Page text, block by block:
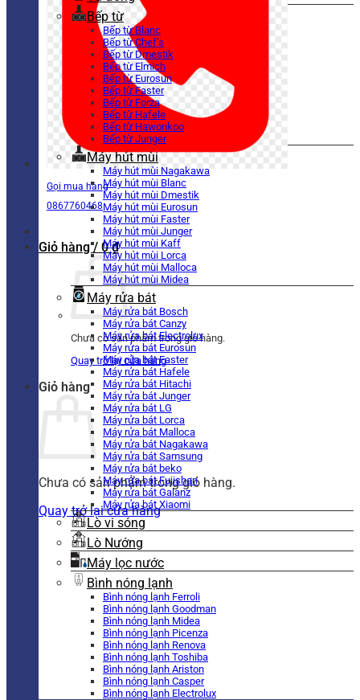
Gọi mua hàng
0867760468
Giỏ hàng / 0₫
Chưa có sản phẩm trong giỏ hàng.
Quay trở lại cửa hàng
Giỏ hàng
Chưa có sản phẩm trong giỏ hàng.
Quay trở lại cửa hàng
Bếp từ
Bếp từ Blanc
Bếp từ Chef’s
Bếp từ Dmestik
Bếp từ Elmich
Bếp từ Eurosun
Bếp từ Faster
Bếp từ Forza
Bếp từ Hafele
Bếp từ Hawonkoo
Bếp từ Junger
Máy hút mùi
Máy hút mùi Nagakawa
Máy hút mùi Blanc
Máy hút mùi Dmestik
Máy hút mùi Eurosun
Máy hút mùi Faster
Máy hút mùi Junger
Máy hút mùi Kaff
Máy hút mùi Lorca
Máy hút mùi Malloca
Máy hút mùi Midea
Máy rửa bát
Máy rửa bát Bosch
Máy rửa bát Canzy
Máy rửa bát Electrolux
Máy rửa bát Eurosun
Máy rửa bát Faster
Máy rửa bát Hafele
Máy rửa bát Hitachi
Máy rửa bát Junger
Máy rửa bát LG
Máy rửa bát Lorca
Máy rửa bát Malloca
Máy rửa bát Nagakawa
Máy rửa bát Samsung
Máy rửa bát beko
Máy rửa bát Fujishan
Máy rửa bát Galanz
Máy rửa bát Xiaomi
Lò vi sóng
Lò Nướng
Máy lọc nước
Bình nóng lạnh
Bình nóng lạnh Ferroli
Bình nóng lạnh Goodman
Bình nóng lạnh Midea
Bình nóng lạnh Picenza
Bình nóng lạnh Renova
Bình nóng lạnh Toshiba
Bình nóng lạnh Ariston
Bình nóng lạnh Casper
Bình nóng lạnh Electrolux